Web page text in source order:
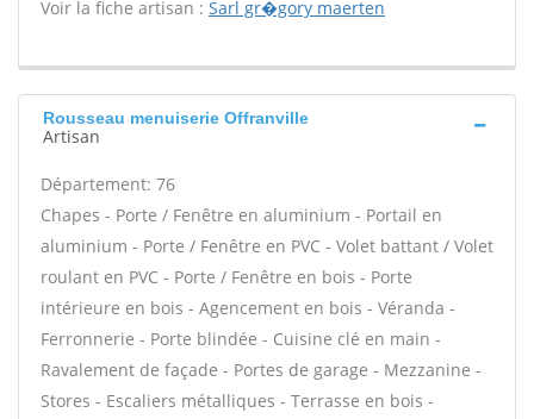
Voir la fiche artisan : Sarl gr�gory maerten
Rousseau menuiserie Offranville
Artisan
Département: 76
Chapes - Porte / Fenêtre en aluminium - Portail en
aluminium - Porte / Fenêtre en PVC - Volet battant / Volet
roulant en PVC - Porte / Fenêtre en bois - Porte
intérieure en bois - Agencement en bois - Véranda -
Ferronnerie - Porte blindée - Cuisine clé en main -
Ravalement de façade - Portes de garage - Mezzanine -
Stores - Escaliers métalliques - Terrasse en bois -